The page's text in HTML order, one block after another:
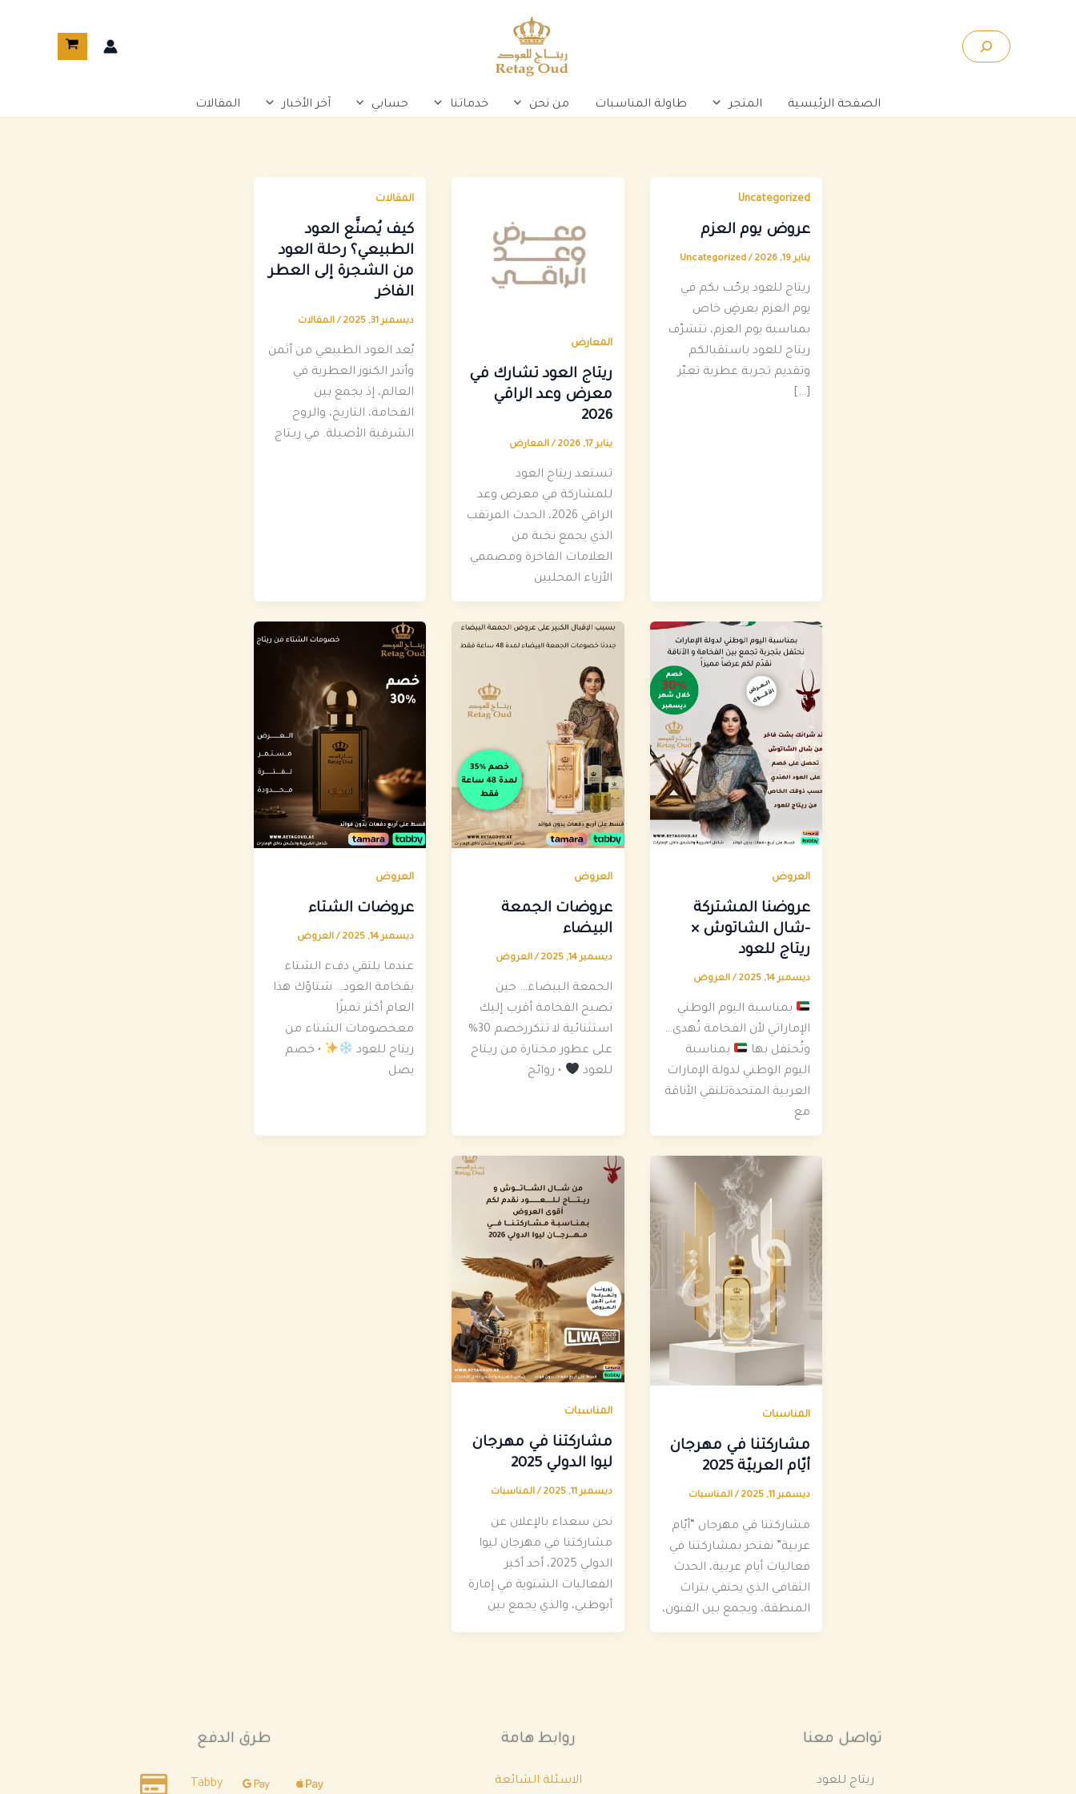
البحث
الصفحة الرئيسية المتجر طاولة المناسبات من نحن خدماتنا حسابي آخر الأخبار المقالات
Uncategorized
عروض يوم العزم
يناير 19, 2026 /
Uncategorized
ريتاج للعود يرحّب بكم في
يوم العزم بعرضٍ خاص
بمناسبة يوم العزم، تتشرّف
ريتاج للعود باستقبالكم
وتقديم تجربة عطرية تعبّر
[…]
المعارض
ريتاج العود تشارك في
معرض وعد الراقي
2026
يناير 17, 2026 /المعارض
تستعد ريتاج العود
للمشاركة في معرض وعد
الراقي 2026، الحدث المرتقب
الذي يجمع نخبة من
العلامات الفاخرة ومصممي
الأزياء المحليين
المقالات
كيف يُصنَّع العود
الطبيعي؟ رحلة العود
من الشجرة إلى العطر
الفاخر
ديسمبر 31, 2025 /المقالات
يُعد العود الطبيعي من أثمن
وأندر الكنوز العطرية في
العالم، إذ يجمع بين
الفخامة، التاريخ، والروح
الشرقية الأصيلة. في ريـتاج
العروض
عروضنا المشتركة
-شال الشاتوش ×
ريتاج للعود
ديسمبر 14, 2025 /العروض
بمناسبة اليوم الوطني
الإماراتي لأن الفخامة تُهدى…
وتُحتفل بها
بمناسبة
اليوم الوطني لدولة الإمارات
العربية المتحدةتلتقي الأناقة
مع
العروض
عروضات الجمعة
البيضاء
ديسمبر 14, 2025 /العروض
الجمعة البيضاء… حين
تصبح الفخامة أقرب إليك
استثنائية لا تتكررخصم 30%
على عطور مختارة من ريـتاج
للعود
• روائح
العروض
عروضات الشتاء
ديسمبر 14, 2025 /العروض
عندما يلتقي دفء الشتاء
بفخامة العود… شتاؤك هذا
العام أكثر تميزًا
معخصومات الشتاء من
ريتاج للعود
• خصم
يصل
المناسبات
مشاركتنا في مهرجان
أيّام العربيّة 2025
ديسمبر 11, 2025 /المناسبات
مشاركتنا في مهرجان “أيّام
عربية” نفتخر بمشاركتنا في
فعاليات أيام عربية، الحدث
الثقافي الذي يحتفي بتراث
المنطقة، ويجمع بين الفنون،
المناسبات
مشاركتنا في مهرجان
ليوا الدولي 2025
ديسمبر 11, 2025 /المناسبات
نحن سعداء بالإعلان عن
مشاركتنا في مهرجان ليوا
الدولي 2025، أحد أكبر
الفعاليات الشتوية في إمارة
أبوظبي، والذي يجمع بين
تواصل معنا
ريتاج للعود
روابط هامة
الاسئلة الشائعة
طرق الدفع
Tabby